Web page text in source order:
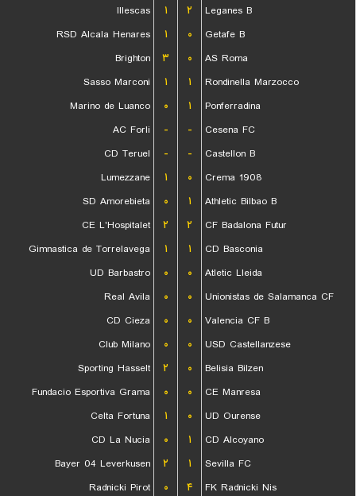
Illescas
۱ ۲
Leganes B
RSD Alcala Henares
۱ ۰
Getafe B
Brighton
۳ ۰
AS Roma
Sasso Marconi
۱ ۱
Rondinella Marzocco
Marino de Luanco
۰ ۱
Ponferradina
AC Forli
- -
Cesena FC
CD Teruel
- -
Castellon B
Lumezzane
۱ ۰
Crema 1908
SD Amorebieta
۰ ۱
Athletic Bilbao B
CE L'Hospitalet
۲ ۲
CF Badalona Futur
Gimnastica de Torrelavega
۱ ۱
CD Basconia
UD Barbastro
۰ ۰
Atletic Lleida
Real Avila
۰ ۰
Unionistas de Salamanca CF
CD Cieza
۰ ۰
Valencia CF B
Club Milano
۰ ۰
USD Castellanzese
Sporting Hasselt
۲ ۰
Belisia Bilzen
Fundacio Esportiva Grama
۰ ۰
CE Manresa
Celta Fortuna
۱ ۰
UD Ourense
CD La Nucia
۰ ۱
CD Alcoyano
Bayer 04 Leverkusen
۲ ۱
Sevilla FC
Radnicki Pirot
۰ ۴
FK Radnicki Nis